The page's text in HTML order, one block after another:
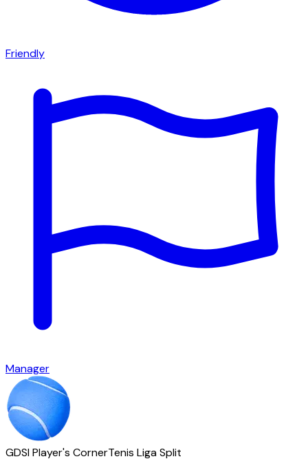
Friendly
Manager
GDSI Player's CornerTenis Liga Split